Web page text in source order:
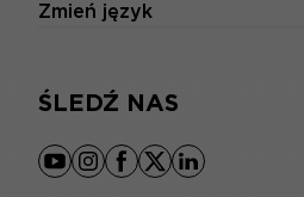
Zmień język
ŚLEDŹ NAS
youtube
instagram
facebook
x linkedin